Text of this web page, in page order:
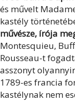
és művelt
kastély
művésze, írója
Montesquieu,
Rousseau-t
asszonyt
1789-es francia
kastélynak nem